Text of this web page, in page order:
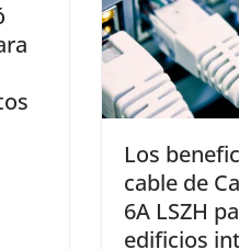
Los
cable de
6A LSZH
edificios